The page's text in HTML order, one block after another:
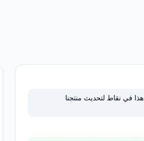
لخص رابط YouTube هذا في نقاط لتحديث منتجنا